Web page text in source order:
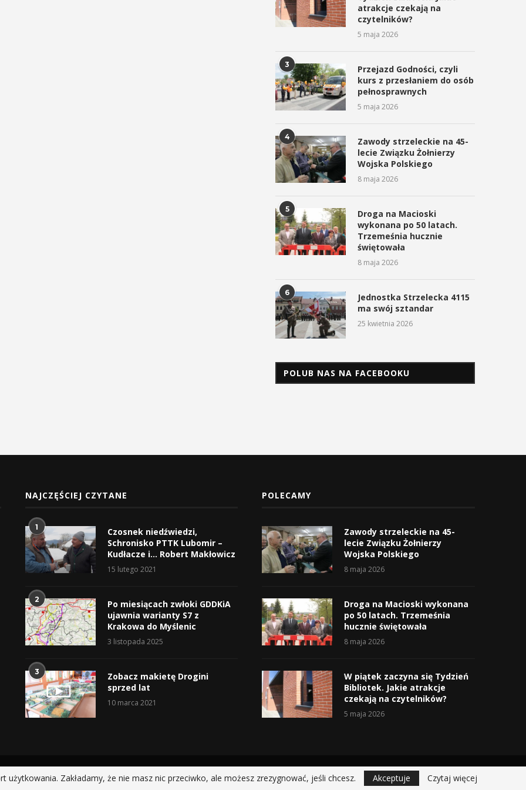
atrakcje czekają na
czytelników?
5 maja 2026
3
Przejazd Godności, czyli
kurs z przesłaniem do osób
pełnosprawnych
5 maja 2026
4
Zawody strzeleckie na 45-
lecie Związku Żołnierzy
Wojska Polskiego
8 maja 2026
5
Droga na Macioski
wykonana po 50 latach.
Trzemeśnia hucznie
świętowała
8 maja 2026
6
Jednostka Strzelecka 4115
ma swój sztandar
25 kwietnia 2026
POLUB NAS NA FACEBOOKU
NAJCZĘŚCIEJ CZYTANE
1
Czosnek niedźwiedzi,
Schronisko PTTK Lubomir –
Kudłacze i… Robert Makłowicz
15 lutego 2021
2
Po miesiącach zwłoki GDDKiA
ujawnia warianty S7 z
Krakowa do Myślenic
3 listopada 2025
3
Zobacz makietę Drogini
sprzed lat
10 marca 2021
POLECAMY
Zawody strzeleckie na 45-
lecie Związku Żołnierzy
Wojska Polskiego
8 maja 2026
Droga na Macioski wykonana
po 50 latach. Trzemeśnia
hucznie świętowała
8 maja 2026
W piątek zaczyna się Tydzień
Bibliotek. Jakie atrakcje
czekają na czytelników?
5 maja 2026
@2019 - All Right Reserved.
Zakładamy, że nie masz nic przeciwko, ale możesz zrezygnować, jeśli chcesz. Akceptuje Czytaj więcej